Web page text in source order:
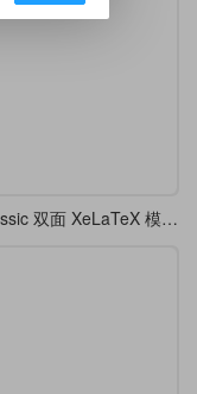
这套 Classic 双面 XeLaTeX 模板，排版出的论文像艺术品一样优雅